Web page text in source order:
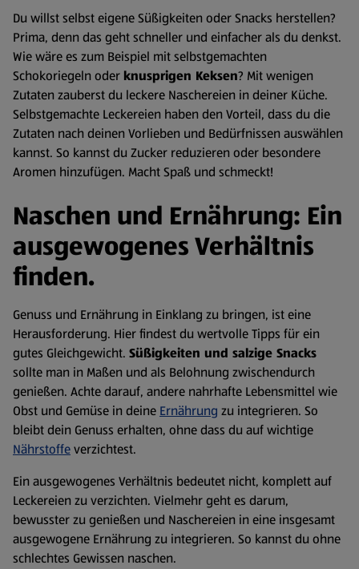
Du willst selbst eigene Süßigkeiten oder Snacks herstellen?
Prima, denn das geht schneller und einfacher als du denkst.
Wie wäre es zum Beispiel mit selbstgemachten
Schokoriegeln oder knusprigen Keksen? Mit wenigen
Zutaten zauberst du leckere Naschereien in deiner Küche.
Selbstgemachte Leckereien haben den Vorteil, dass du die
Zutaten nach deinen Vorlieben und Bedürfnissen auswählen
kannst. So kannst du Zucker reduzieren oder besondere
Aromen hinzufügen. Macht Spaß und schmeckt!
Naschen und Ernährung: Ein
ausgewogenes Verhältnis
finden.
Genuss und Ernährung in Einklang zu bringen, ist eine
Herausforderung. Hier findest du wertvolle Tipps für ein
gutes Gleichgewicht. Süßigkeiten und salzige Snacks
sollte man in Maßen und als Belohnung zwischendurch
genießen. Achte darauf, andere nahrhafte Lebensmittel wie
Obst und Gemüse in deine Ernährung zu integrieren. So
bleibt dein Genuss erhalten, ohne dass du auf wichtige
Nährstoffeverzichtest.
Ein ausgewogenes Verhältnis bedeutet nicht, komplett auf
Leckereien zu verzichten. Vielmehr geht es darum,
bewusster zu genießen und Naschereien in eine insgesamt
ausgewogene Ernährung zu integrieren. So kannst du ohne
schlechtes Gewissen naschen.